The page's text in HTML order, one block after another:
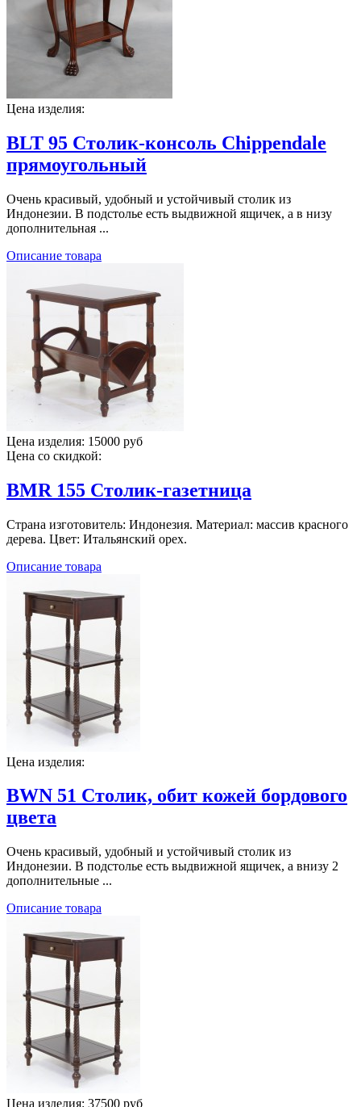
Цена изделия:
BLT 95 Столик-консоль Chippendale
прямоугольный
Очень красивый, удобный и устойчивый столик из
Индонезии. В подстолье есть выдвижной ящичек, а в низу
дополнительная ...
Описание товара
Цена изделия: 15000 руб
Цена со скидкой:
BMR 155 Столик-газетница
Страна изготовитель: Индонезия. Материал: массив красного
дерева. Цвет: Итальянский орех.
Описание товара
Цена изделия:
BWN 51 Столик, обит кожей бордового
цвета
Очень красивый, удобный и устойчивый столик из
Индонезии. В подстолье есть выдвижной ящичек, а внизу 2
дополнительные ...
Описание товара
Цена изделия: 37500 руб